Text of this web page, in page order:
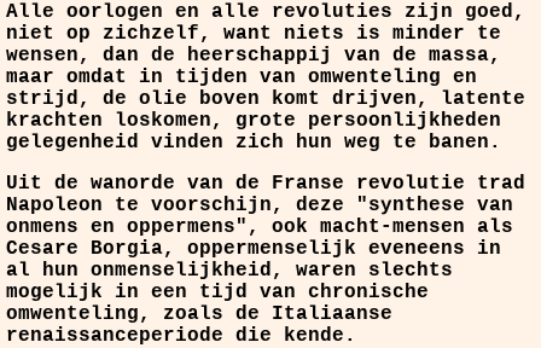
Alle oorlogen en alle revoluties zijn goed,
niet op zichzelf, want niets is minder te
wensen, dan de heerschappij van de massa,
maar omdat in tijden van omwenteling en
strijd, de olie boven komt drijven, latente
krachten loskomen, grote persoonlijkheden
gelegenheid vinden zich hun weg te banen.
Uit de wanorde van de Franse revolutie trad
Napoleon te voorschijn, deze "synthese van
onmens en oppermens", ook macht-mensen als
Cesare Borgia, oppermenselijk eveneens in
al hun onmenselijkheid, waren slechts
mogelijk in een tijd van chronische
omwenteling, zoals de Italiaanse
renaissanceperiode die kende.